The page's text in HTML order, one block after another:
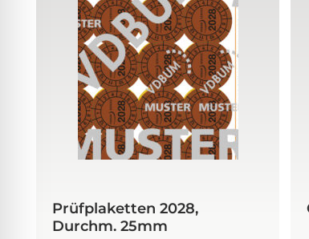
Prüfplaketten 2028,
Durchm. 25mm